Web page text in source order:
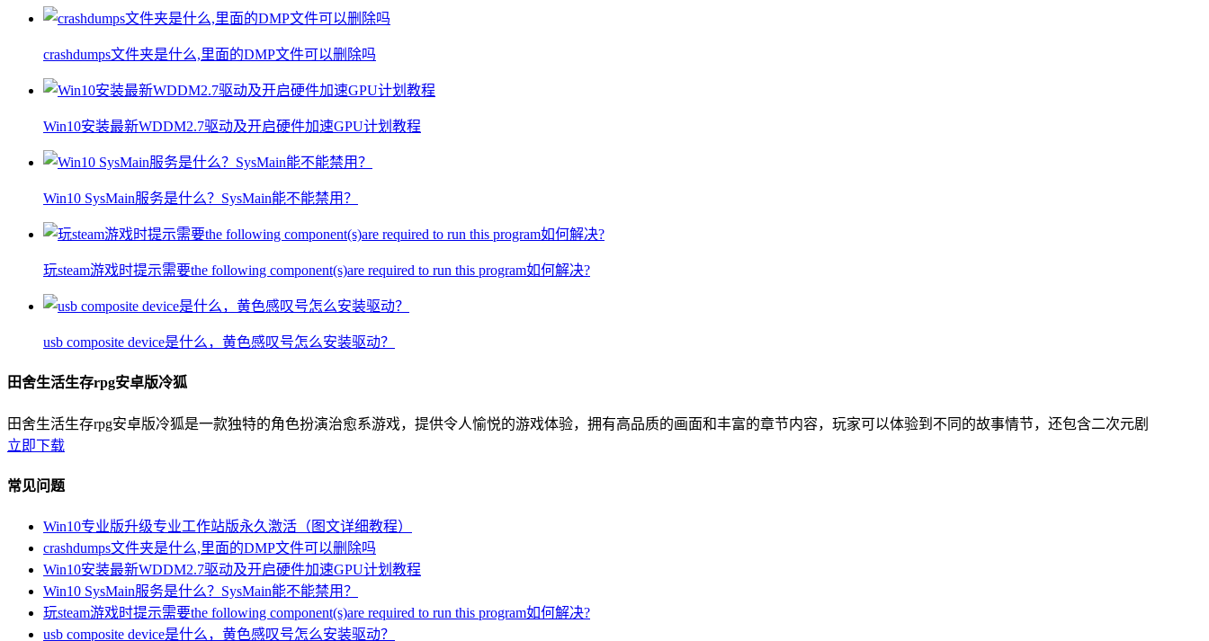
crashdumps文件夹是什么,里面的DMP文件可以删除吗
Win10安装最新WDDM2.7驱动及开启硬件加速GPU计划教程
Win10 SysMain服务是什么？SysMain能不能禁用？
玩steam游戏时提示需要the following component(s)are required to run this program如何解决?
usb composite device是什么，黄色感叹号怎么安装驱动？
田舍生活生存rpg安卓版冷狐
田舍生活生存rpg安卓版冷狐是一款独特的角色扮演治愈系游戏，提供令人愉悦的游戏体验，拥有高品质的画面和丰富的章节内容，玩家可以体验到不同的故事情节，还包含二次元剧
立即下载
常见问题
Win10专业版升级专业工作站版永久激活（图文详细教程）
crashdumps文件夹是什么,里面的DMP文件可以删除吗
Win10安装最新WDDM2.7驱动及开启硬件加速GPU计划教程
Win10 SysMain服务是什么？SysMain能不能禁用？
玩steam游戏时提示需要the following component(s)are required to run this program如何解决?
usb composite device是什么，黄色感叹号怎么安装驱动？